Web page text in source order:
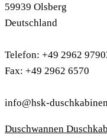
59939 Olsberg
Deutschland
Telefon: +49 2962
Fax: +49 2962 6570
info@hsk-
Duschwannen